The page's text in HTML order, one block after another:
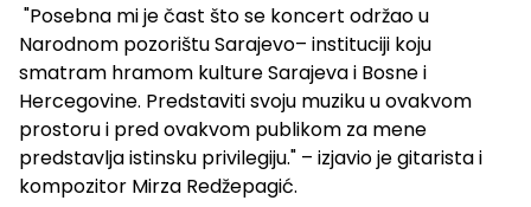
"Posebna mi je čast što se koncert održao u
Narodnom pozorištu Sarajevo– instituciji koju
smatram hramom kulture Sarajeva i Bosne i
Hercegovine. Predstaviti svoju muziku u ovakvom
prostoru i pred ovakvom publikom za mene
predstavlja istinsku privilegiju." – izjavio je gitarista i
kompozitor Mirza Redžepagić.